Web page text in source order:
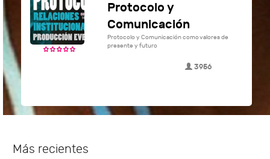
Protocolo y
Comunicación
Protocolo y Comunicación como valores de
presente y futuro
3956
Más recientes